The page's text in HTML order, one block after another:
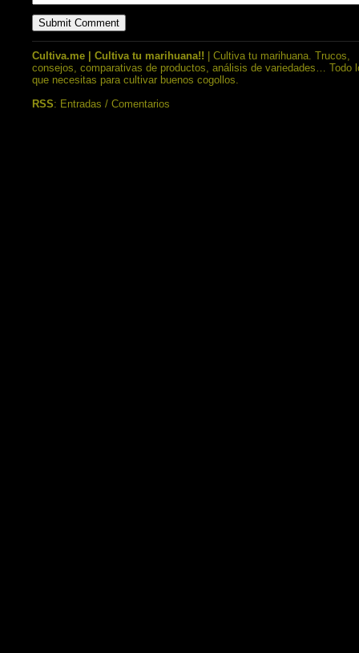
Cultiva.me | Cultiva tu marihuana!! | Cultiva tu marihuana. Trucos,
consejos, comparativas de productos, análisis de variedades… Todo
que necesitas para cultivar buenos cogollos.
RSS: Entradas / Comentarios